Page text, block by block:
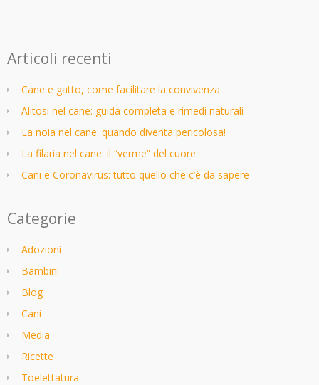
Articoli recenti
Cane e gatto, come facilitare la convivenza
Alitosi nel cane: guida completa e rimedi naturali
La noia nel cane: quando diventa pericolosa!
La filaria nel cane: il “verme” del cuore
Cani e Coronavirus: tutto quello che c’è da sapere
Categorie
Adozioni
Bambini
Blog
Cani
Media
Ricette
Toelettatura